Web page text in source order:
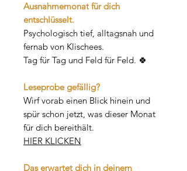
Ausnahmemonat für dich
entschlüsselt.
Psychologisch tief, alltagsnah und
fernab von Klischees.
Tag für Tag und Feld für Feld. 🍀
Leseprobe gefällig?
Wirf vorab einen Blick hinein und
spür schon jetzt, was dieser Monat
für dich bereithält.
HIER KLICKEN
Das erwartet dich in deinem